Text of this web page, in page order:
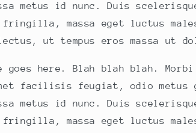
metus id nunc. Duis
massa eget luctus
ut tempus eros massa ut
goes here. Blah blah blah. Morbi
facilisis feugiat, odio metus
metus id nunc. Duis
massa eget luctus